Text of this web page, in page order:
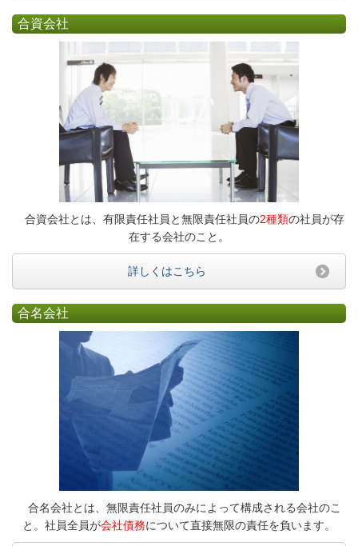
合資会社
合資会社とは、有限責任社員と無限責任社員の2種類の社員が存
在する会社のこと。
詳しくはこちら
合名会社
合名会社とは、無限責任社員のみによって構成される会社のこ
と。社員全員が会社債務について直接無限の責任を負います。